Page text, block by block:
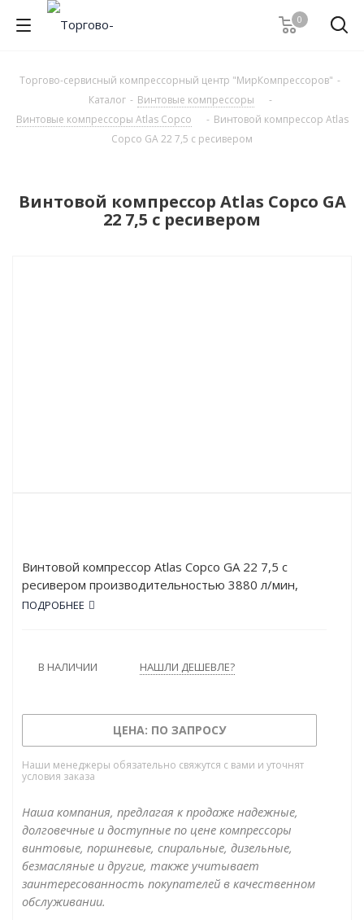
0
Торгово-сервисный компрессорный центр "МирКомпрессоров" -
Каталог - Винтовые компрессоры
-
Винтовые компрессоры Atlas Copco
- Винтовой компрессор Atlas
Copco GA 22 7,5 с ресивером
Винтовой компрессор Atlas Copco GA
22 7,5 с ресивером
Винтовой компрессор Atlas Copco GA 22 7,5 с
ресивером производительностью 3880 л/мин,
рабочим давлением в 7.5 атм и мощностью в 22
ПОДРОБНЕЕ
В НАЛИЧИИ НАШЛИ ДЕШЕВЛЕ?
ЦЕНА: ПО ЗАПРОСУ
Наши менеджеры обязательно свяжутся с вами и уточнят
условия заказа
Наша компания, предлагая к продаже надежные,
долговечные и доступные по цене компрессоры
винтовые, поршневые, спиральные, дизельные,
безмасляные и другие, также учитывает
заинтересованность покупателей в качественном
обслуживании.